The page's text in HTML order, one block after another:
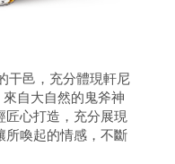
干邑，充分體現軒尼
自大自然的鬼斧神
匠心打造，充分展現
所喚起的情感，不斷